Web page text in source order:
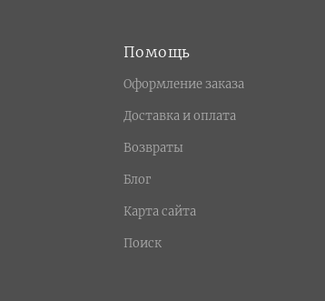
Помощь
Оформление заказа
Доставка и оплата
Возвраты
Блог
Карта сайта
Поиск